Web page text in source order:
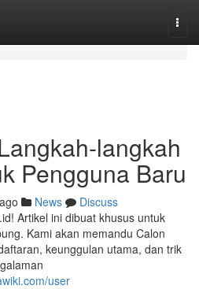
langkah
Pengguna Baru
News
Discuss
Artikel ini dibuat khusus untuk
Kami akan memandu Calon
keunggulan utama, dan trik
user